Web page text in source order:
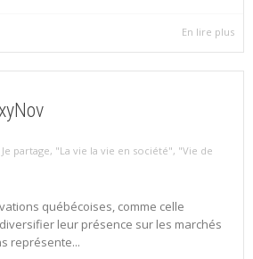
En lire plus
Je partage, "La vie la vie en société", "Vie de
québécoises, comme celle
leur présence sur les marchés
représente...